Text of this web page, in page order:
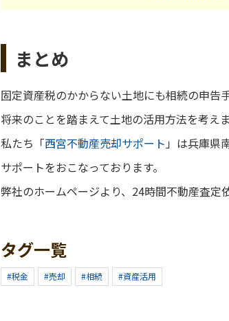
まとめ
固定資産税のかからない土地にも相続の申告
将来のことを踏まえて土地の活用方法を考えま
私たち「西宮不動産売却サポート 」は兵庫県
サポートをおこなっております。
弊社のホームページより、24時間不動産査定
タグ一覧
#税金 #売却 #相続 #資産活用